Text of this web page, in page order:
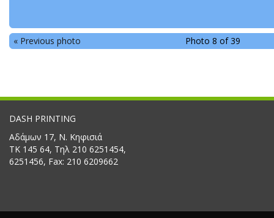
« Previous photo Photo 8 of 39
DASH PRINTING
Αδάμων 17, Ν. Κηφισιά
ΤΚ 145 64, Τηλ 210 6251454,
6251456, Fax: 210 6209662